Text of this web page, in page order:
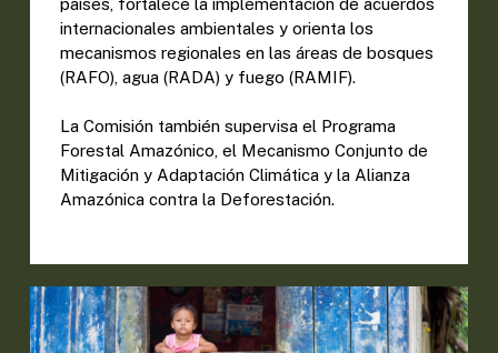
países, fortalece la implementación de acuerdos
internacionales ambientales y orienta los
mecanismos regionales en las áreas de bosques
(RAFO), agua (RADA) y fuego (RAMIF).
La Comisión también supervisa el Programa
Forestal Amazónico, el Mecanismo Conjunto de
Mitigación y Adaptación Climática y la Alianza
Amazónica contra la Deforestación.